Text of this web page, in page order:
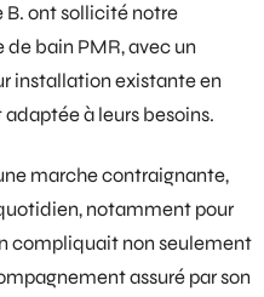
B. ont sollicité notre
de bain PMR, avec un
installation existante en
à leurs besoins.
marche contraignante,
notamment pour
compliquait non seulement
assuré par son